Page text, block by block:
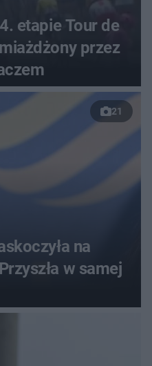
etapie Tour de
przez
21
na
w samej